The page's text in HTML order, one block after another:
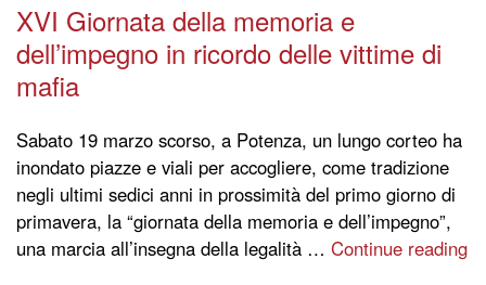
XVI Giornata della memoria e
dell’impegno in ricordo delle vittime di
mafia
Sabato 19 marzo scorso, a Potenza, un lungo corteo ha
inondato piazze e viali per accogliere, come tradizione
negli ultimi sedici anni in prossimità del primo giorno di
primavera, la “giornata della memoria e dell’impegno”,
una marcia all’insegna della legalità … Continue reading